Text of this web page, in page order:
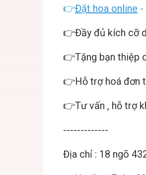
👉Đặt hoa online -
👉Đầy đủ kích cỡ
👉Tặng bạn thiệp
👉Hỗ trợ hoá đơn
👉Tư vấn , hỗ trợ
-------------
Địa chỉ : 18 ngõ